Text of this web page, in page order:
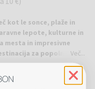
kot le sonce, plaže in
lepote, kulturne in
mesta in impresivne
za popoln
Več...